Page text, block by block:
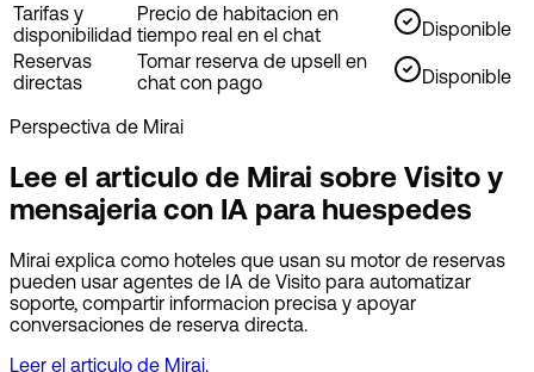
Tarifas y
disponibilidad
Precio de habitacion en
tiempo real en el chat
Disponible
Reservas
directas
Tomar reserva de upsell en
chat con pago
Disponible
Perspectiva de Mirai
Lee el articulo de Mirai sobre Visito y
mensajeria con IA para huespedes
Mirai explica como hoteles que usan su motor de reservas
pueden usar agentes de IA de Visito para automatizar
soporte, compartir informacion precisa y apoyar
conversaciones de reserva directa.
Leer el articulo de Mirai.